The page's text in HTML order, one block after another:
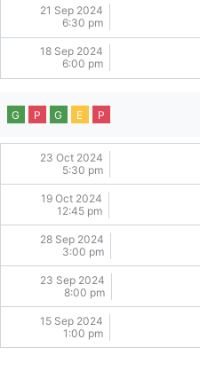
21 Sep 2024
6:30 pm
18 Sep 2024
6:00 pm
G P G E P
23 Oct 2024
5:30 pm
19 Oct 2024
12:45 pm
28 Sep 2024
3:00 pm
23 Sep 2024
8:00 pm
15 Sep 2024
1:00 pm